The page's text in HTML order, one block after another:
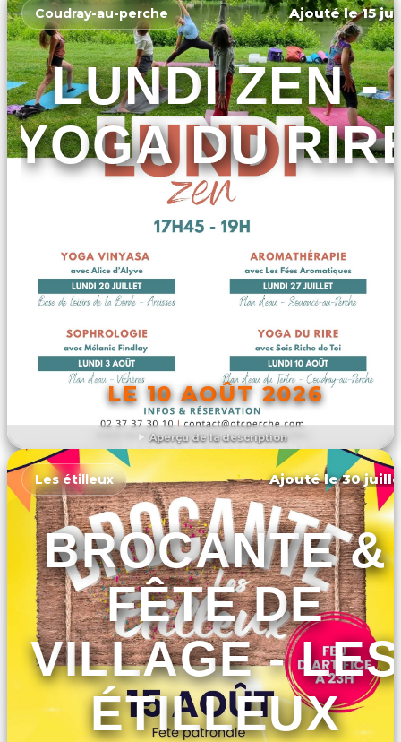
Aperçu de la description
Coudray-au-perche Ajouté le 15
LUNDI ZEN -
YOGA DU
LE 10 AOÛT 2026
DÉCOUVRIR L'ÉVÉNEMENT
Les étilleux Ajouté le 30
BROCANTE &
FÊTE DE
VILLAGE - LES
ÉTILLEUX